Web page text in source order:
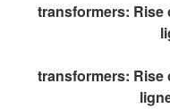
transformers: Rise
transformers: Rise